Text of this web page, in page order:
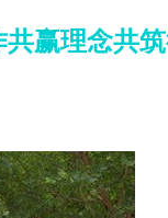
赢理念共